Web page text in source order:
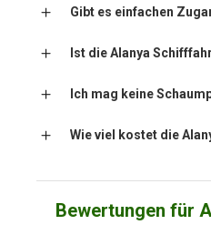
Gibt es einfachen
Ist die Alanya
Ich mag keine
Wie viel kostet die
Bewertungen für